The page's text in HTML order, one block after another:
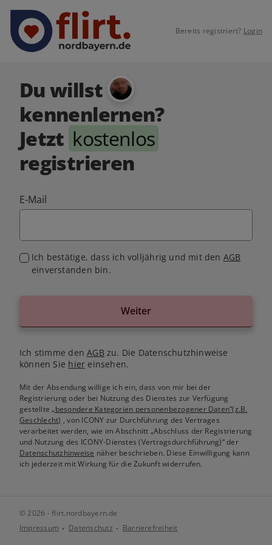
Bereits registriert? Login
Du willst
kennenlernen?
Jetzt kostenlos
registrieren
E-Mail
Ich bestätige, dass ich volljährig und mit den AGB
einverstanden bin.
Weiter
Ich stimme denAGB zu. Die Datenschutzhinweise
können Sie hier einsehen.
Mit der Absendung willige ich ein, dass von mir bei der
Registrierung oder bei Nutzung des Dienstes zur Verfügung
gestellte„besondere Kategorien personenbezogener Daten“(z.B.
Geschlecht) , von ICONY zur Durchführung des Vertrages
verarbeitet werden, wie im Abschnitt „Abschluss der Registrierung
und Nutzung des ICONY-Dienstes (Vertragsdurchführung)“ der
Datenschutzhinweise näher beschrieben. Diese Einwilligung kann
ich jederzeit mit Wirkung für die Zukunft widerrufen.
© 2026 - flirt.nordbayern.de
Impressum
Datenschutz Barrierefreiheit